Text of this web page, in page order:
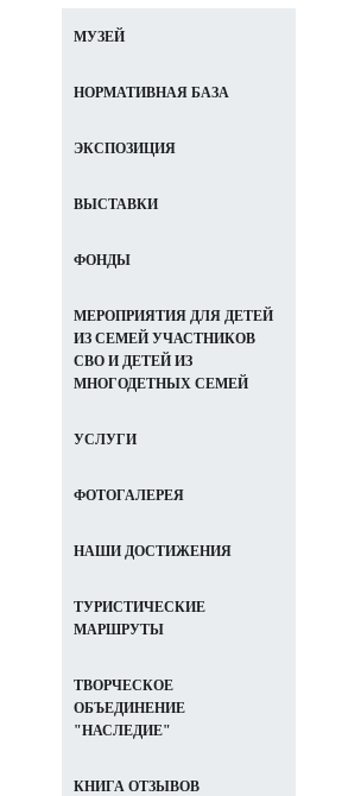
МУЗЕЙ
НОРМАТИВНАЯ БАЗА
ЭКСПОЗИЦИЯ
ВЫСТАВКИ
ФОНДЫ
МЕРОПРИЯТИЯ ДЛЯ ДЕТЕЙ
ИЗ СЕМЕЙ УЧАСТНИКОВ
СВО И ДЕТЕЙ ИЗ
МНОГОДЕТНЫХ СЕМЕЙ
УСЛУГИ
ФОТОГАЛЕРЕЯ
НАШИ ДОСТИЖЕНИЯ
ТУРИСТИЧЕСКИЕ
МАРШРУТЫ
ТВОРЧЕСКОЕ
ОБЪЕДИНЕНИЕ
"НАСЛЕДИЕ"
КНИГА ОТЗЫВОВ